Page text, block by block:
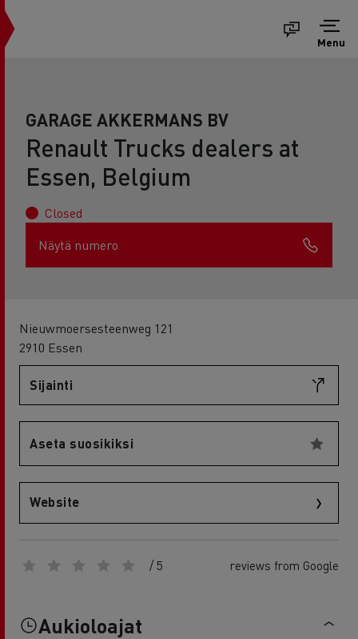
Menu
GARAGE AKKERMANS BV
Renault Trucks dealers at
Essen, Belgium
Closed
Näytä numero
Nieuwmoersesteenweg 121
2910 Essen
Sijainti
Aseta suosikiksi
Website
/ 5 reviews from Google
Aukioloajat